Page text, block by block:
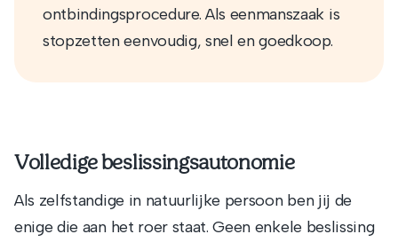
ontbindingsprocedure. Als eenmanszaak is
stopzetten eenvoudig, snel en goedkoop.
Volledige beslissingsautonomie
Als zelfstandige in natuurlijke persoon ben jij de
enige die aan het roer staat. Geen enkele beslissing